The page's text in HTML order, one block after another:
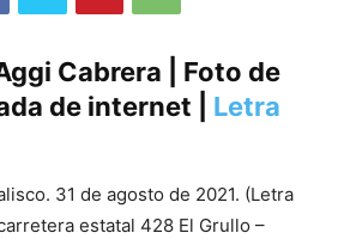
Cabrera | Foto de
de internet | Letra
31 de agosto de 2021. (Letra
estatal 428 El Grullo –